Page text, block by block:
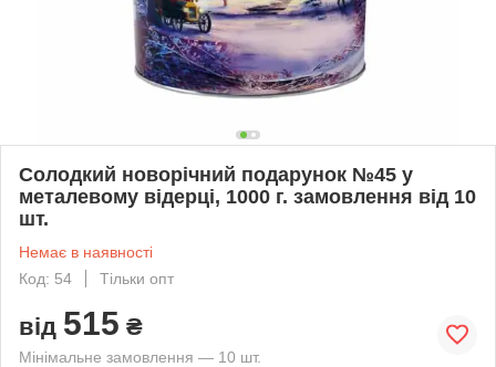
Солодкий новорічний подарунок №45 у
металевому відерці, 1000 г. замовлення від 10
шт.
Немає в наявності
Код: 54
Тільки опт
від 515 ₴
Мінімальне замовлення — 10 шт.